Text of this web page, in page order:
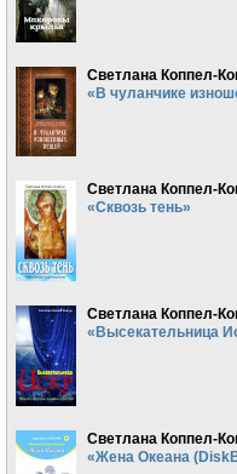
Светлана Коппел-
«В чуланчике
Светлана Коппел-
«Сквозь тень»
Светлана Коппел-
«Высекательница
Светлана Коппел-
«Жена Океана